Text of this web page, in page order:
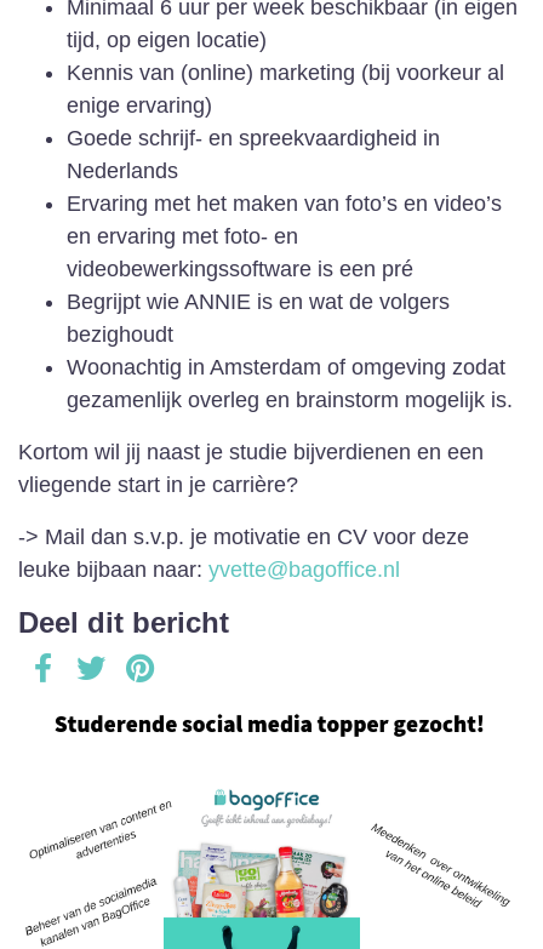
Minimaal 6 uur per week beschikbaar (in eigen
tijd, op eigen locatie)
Kennis van (online) marketing (bij voorkeur al
enige ervaring)
Goede schrijf- en spreekvaardigheid in
Nederlands
Ervaring met het maken van foto’s en video’s
en ervaring met foto- en
videobewerkingssoftware is een pré
Begrijpt wie ANNIE is en wat de volgers
bezighoudt
Woonachtig in Amsterdam of omgeving zodat
gezamenlijk overleg en brainstorm mogelijk is.
Kortom wil jij naast je studie bijverdienen en een
vliegende start in je carrière?
-> Mail dan s.v.p. je motivatie en CV voor deze
leuke bijbaan naar: yvette@bagoffice.nl
Deel dit bericht